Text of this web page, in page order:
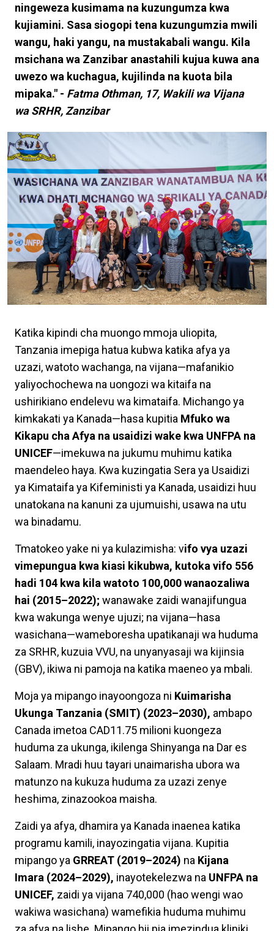
ningeweza kusimama na kuzungumza kwa
kujiamini. Sasa siogopi tena kuzungumzia mwili
wangu, haki yangu, na mustakabali wangu. Kila
msichana wa Zanzibar anastahili kujua kuwa ana
uwezo wa kuchagua, kujilinda na kuota bila
mipaka." - Fatma Othman, 17, Wakili wa Vijana
wa SRHR, Zanzibar
Katika kipindi cha muongo mmoja uliopita,
Tanzania imepiga hatua kubwa katika afya ya
uzazi, watoto wachanga, na vijana—mafanikio
yaliyochochewa na uongozi wa kitaifa na
ushirikiano endelevu wa kimataifa. Michango ya
kimkakati ya Kanada—hasa kupitia Mfuko wa
Kikapu cha Afya na usaidizi wake kwa UNFPA na
UNICEF—imekuwa na jukumu muhimu katika
maendeleo haya. Kwa kuzingatia Sera ya Usaidizi
ya Kimataifa ya Kifeministi ya Kanada, usaidizi huu
unatokana na kanuni za ujumuishi, usawa na utu
wa binadamu.
Tmatokeo yake ni ya kulazimisha: vifo vya uzazi
vimepungua kwa kiasi kikubwa, kutoka vifo 556
hadi 104 kwa kila watoto 100,000 wanaozaliwa
hai (2015–2022); wanawake zaidi wanajifungua
kwa wakunga wenye ujuzi; na vijana—hasa
wasichana—wameboresha upatikanaji wa huduma
za SRHR, kuzuia VVU, na unyanyasaji wa kijinsia
(GBV), ikiwa ni pamoja na katika maeneo ya mbali.
Moja ya mipango inayoongoza ni Kuimarisha
Ukunga Tanzania (SMIT) (2023–2030), ambapo
Canada imetoa CAD11.75 milioni kuongeza
huduma za ukunga, ikilenga Shinyanga na Dar es
Salaam. Mradi huu tayari unaimarisha ubora wa
matunzo na kukuza huduma za uzazi zenye
heshima, zinazookoa maisha.
Zaidi ya afya, dhamira ya Kanada inaenea katika
programu kamili, inayozingatia vijana. Kupitia
mipango ya GRREAT (2019–2024) na Kijana
Imara (2024–2029), inayotekelezwa na UNFPA na
UNICEF, zaidi ya vijana 740,000 (hao wengi wao
wakiwa wasichana) wamefikia huduma muhimu